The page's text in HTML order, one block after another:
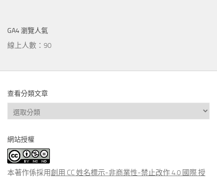
GA4 瀏覽人氣
線上人數：90
查看分類文章
查
看
類
文
章
網站授權
本著作係採用創用 CC 姓名標示-非商業性-禁止改作 4.0 國際 授